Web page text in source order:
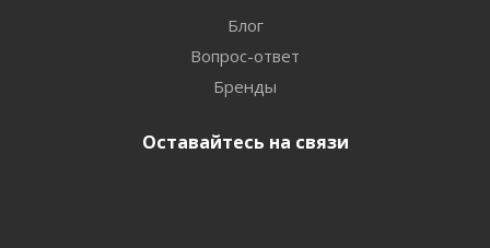
Блог
Вопрос-ответ
Бренды
Оставайтесь на связи